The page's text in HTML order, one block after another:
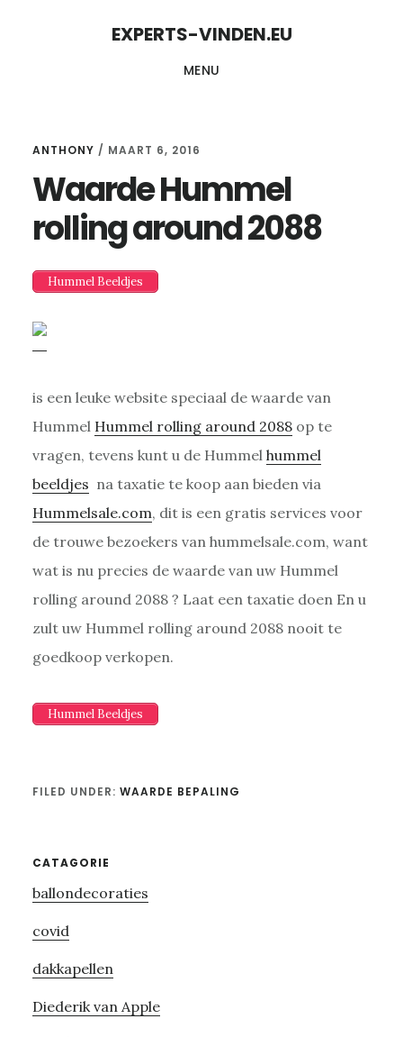
EXPERTS-VINDEN.EU
MENU
ANTHONY / MAART 6, 2016
Waarde Hummel
rolling around 2088
Hummel Beeldjes
is een leuke website speciaal de waarde van
Hummel Hummel rolling around 2088op te
vragen, tevens kunt u de Hummel hummel
beeldjes na taxatie te koop aan bieden via
Hummelsale.com, dit is een gratis services voor
de trouwe bezoekers van hummelsale.com, want
wat is nu precies de waarde van uw Hummel
rolling around 2088 ? Laat een taxatie doen En u
zult uw Hummel rolling around 2088 nooit te
goedkoop verkopen.
Hummel Beeldjes
FILED UNDER: WAARDE BEPALING
Primary
Sidebar
CATAGORIE
ballondecoraties
covid
dakkapellen
Diederik van Apple